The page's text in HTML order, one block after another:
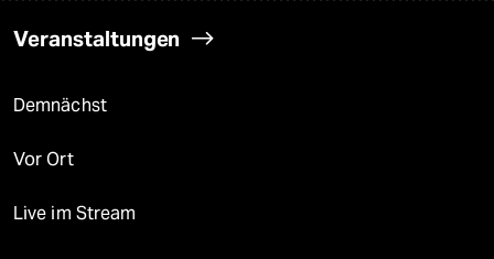
Veranstaltungen
Demnächst
Vor Ort
Live im Stream